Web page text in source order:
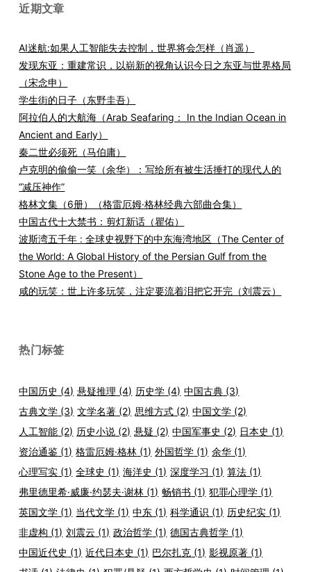
近期文章
AI迷航:如果人工智能失去控制，世界将会怎样（肖遥）
发现东亚：重建常识，以崭新的视角认识今日之东亚与世界格局
（宋念申）
学生街的日子（东野圭吾）
阿拉伯人的大航海（Arab Seafaring： In the Indian Ocean in
Ancient and Early）
秦二世必须死（马伯庸）
卢克明的偷偷一笑（余华）：写给所有被生活捶打的现代人的
“减压神作”
格林文集（6册）（格雷厄姆·格林经典六部曲合集）
中国古代十大禁书：剪灯新话（瞿佑）
波斯湾五千年 : 全球史视野下的中东海湾地区（The Center of
the World: A Global History of the Persian Gulf from the
Stone Age to the Present）
咸的玩笑：世上许多玩笑，注定要流着泪把它开完（刘震云）
热门标签
中国历史 (4) 悬疑推理 (4) 历史学 (4) 中国古典 (3)
古典文学 (3) 文学名著 (2) 思维方式 (2) 中国文学 (2)
人工智能 (2) 历史小说 (2) 悬疑 (2) 中国军事史 (2) 日本史 (1)
资治通鉴 (1) 格雷厄姆·格林 (1) 外国哲学 (1) 余华 (1)
心理写实 (1) 全球史 (1) 海洋史 (1) 深度学习 (1) 算法 (1)
弗里德里希·威廉·约瑟夫·谢林 (1) 畅销书 (1) 犯罪心理学 (1)
英国文学 (1) 当代文学 (1) 中东 (1) 科学通识 (1) 历史纪实 (1)
非虚构 (1) 刘震云 (1) 政治哲学 (1) 德国古典哲学 (1)
中国近代史 (1) 近代日本史 (1) 巴尔扎克 (1) 影视原著 (1)